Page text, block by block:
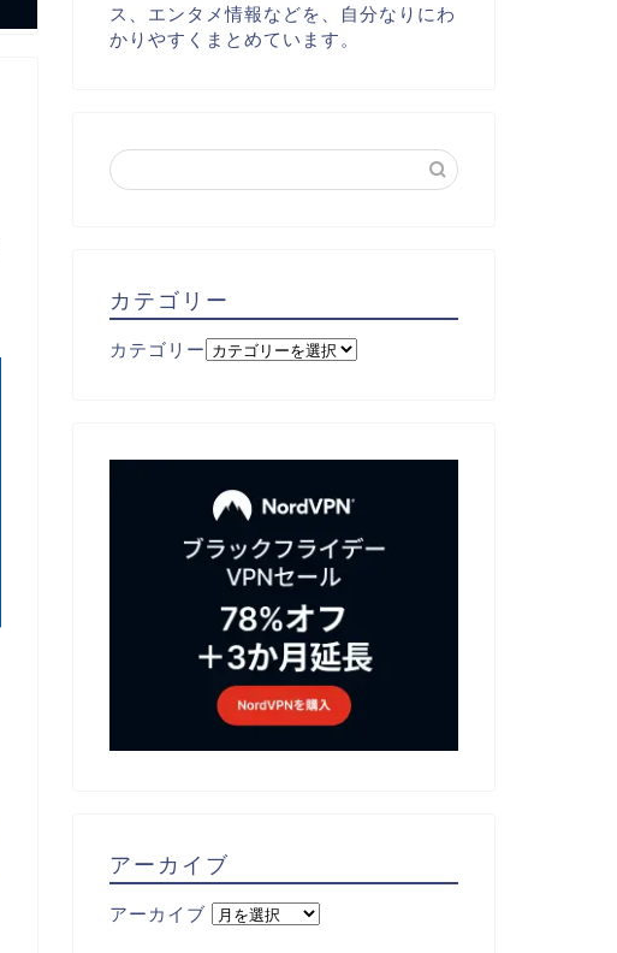
ス、エンタメ情報などを、自分なりにわ
かりやすくまとめています。
カテゴリー
カテゴリー
アーカイブ
アーカイブ